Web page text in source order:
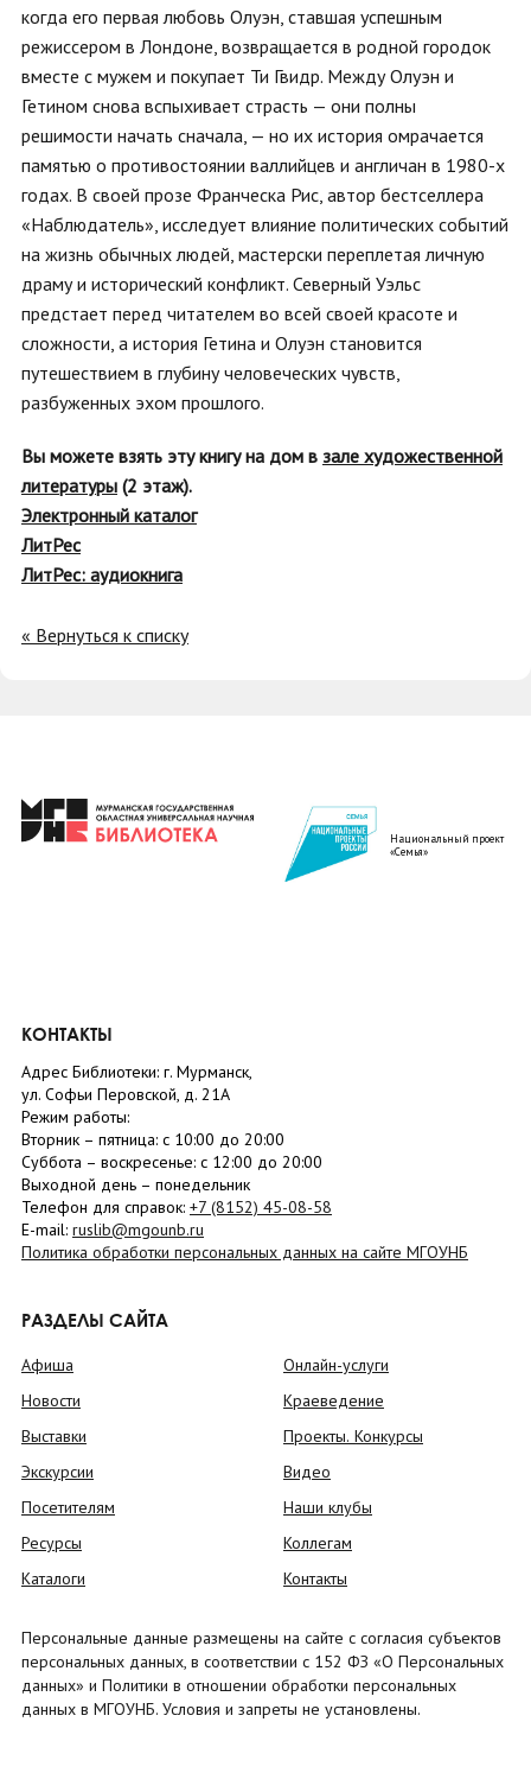
когда его первая любовь Олуэн, ставшая успешным
режиссером в Лондоне, возвращается в родной городок
вместе с мужем и покупает Ти Гвидр. Между Олуэн и
Гетином снова вспыхивает страсть — они полны
решимости начать сначала, — но их история омрачается
памятью о противостоянии валлийцев и англичан в 1980-х
годах. В своей прозе Франческа Рис, автор бестселлера
«Наблюдатель», исследует влияние политических событий
на жизнь обычных людей, мастерски переплетая личную
драму и исторический конфликт. Северный Уэльс
предстает перед читателем во всей своей красоте и
сложности, а история Гетина и Олуэн становится
путешествием в глубину человеческих чувств,
разбуженных эхом прошлого.
Вы можете взять эту книгу на дом в зале художественной
литературы (2 этаж).
Электронный каталог
ЛитРес
ЛитРес: аудиокнига
« Вернуться к списку
Национальный проект
«Семья»
КОНТАКТЫ
Адрес Библиотеки: г. Мурманск,
ул. Софьи Перовской, д. 21А
Режим работы:
Вторник – пятница: с 10:00 до 20:00
Суббота – воскресенье: c 12:00 до 20:00
Выходной день – понедельник
Телефон для справок: +7 (8152) 45-08-58
E-mail: ruslib@mgounb.ru
Политика обработки персональных данных на сайте МГОУНБ
РАЗДЕЛЫ САЙТА
Афиша
Новости
Выставки
Экскурсии
Посетителям
Ресурсы
Каталоги
Онлайн-услуги
Краеведение
Проекты. Конкурсы
Видео
Наши клубы
Коллегам
Контакты
Персональные данные размещены на сайте с согласия субъектов
персональных данных, в соответствии с 152 ФЗ «О Персональных
данных» и Политики в отношении обработки персональных
данных в МГОУНБ. Условия и запреты не установлены.